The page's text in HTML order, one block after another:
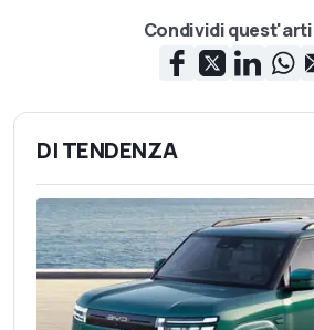
Condividi
DI TENDENZA